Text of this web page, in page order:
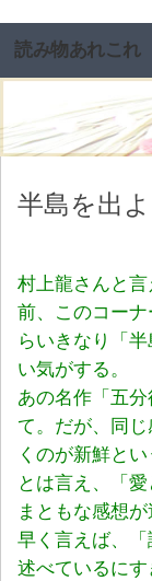
読み物あれこれ
半島を出よ
村上龍さんと
前、このコー
らいきなり「
い気がする。
あの名作「五
て。だが、同
くのが新鮮とい
とは言え、「
まともな感想
早く言えば、
述べているにす